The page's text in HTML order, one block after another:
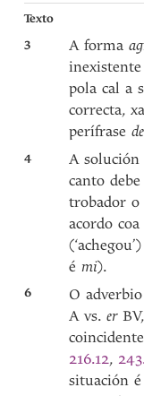
Texto
3
A forma
pola cal a
correcta,
perífrase
4
A
canto
trobador
acordo
émi).
6 O
A vs.er
216.12,
situación